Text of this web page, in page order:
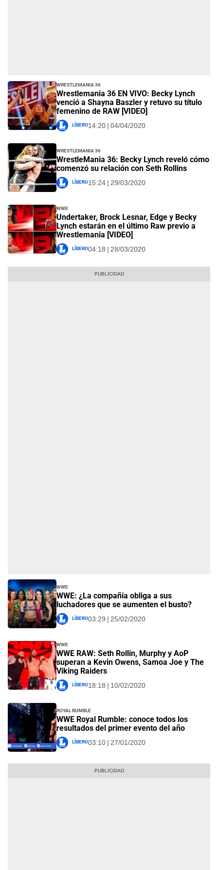
WrestleMania 36
Wrestlemania 36 EN VIVO: Becky Lynch
venció a Shayna Baszler y retuvo su título
femenino de RAW [VIDEO]
Líbero14:20 | 04/04/2020
WrestleMania 36
WrestleMania 36: Becky Lynch reveló cómo
comenzó su relación con Seth Rollins
Líbero15:24 | 29/03/2020
WWE
Undertaker, Brock Lesnar, Edge y Becky
Lynch estarán en el último Raw previo a
Wrestlemania [VIDEO]
Líbero04:18 | 28/03/2020
WWE
WWE: ¿La compañía obliga a sus
luchadores que se aumenten el busto?
Líbero03:29 | 25/02/2020
WWE
WWE RAW: Seth Rollin, Murphy y AoP
superan a Kevin Owens, Samoa Joe y The
Viking Raiders
Líbero18:18 | 10/02/2020
Royal Rumble
WWE Royal Rumble: conoce todos los
resultados del primer evento del año
Líbero03:10 | 27/01/2020